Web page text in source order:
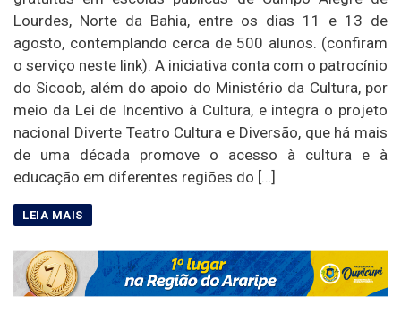
Lourdes, Norte da Bahia, entre os dias 11 e 13 de
agosto, contemplando cerca de 500 alunos. (confiram
o serviço neste link). A iniciativa conta com o patrocínio
do Sicoob, além do apoio do Ministério da Cultura, por
meio da Lei de Incentivo à Cultura, e integra o projeto
nacional Diverte Teatro Cultura e Diversão, que há mais
de uma década promove o acesso à cultura e à
educação em diferentes regiões do […]